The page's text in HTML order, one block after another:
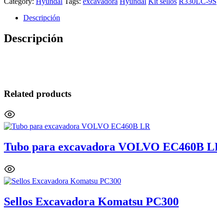
Descripción
Descripción
Related products
Tubo para excavadora VOLVO EC460B
Sellos Excavadora Komatsu PC300